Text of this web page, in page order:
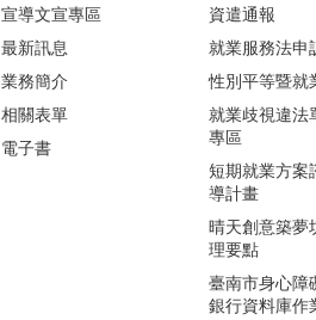
宣導文宣專區
最新訊息
業務簡介
相關表單
電子書
資遣通報
就業服務法申
性別平等暨就
就業歧視違法
專區
短期就業方案
導計畫
晴天創意築夢
理要點
臺南市身心障
銀行資料庫作